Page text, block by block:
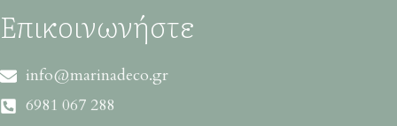
Επικοινωνήστε
info@marinadeco.gr
6981 067 288